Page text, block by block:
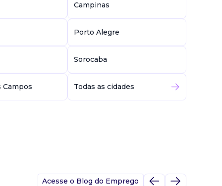
Campinas
Porto Alegre
Sorocaba
Campos Todas as cidades
Acesse o Blog do Emprego